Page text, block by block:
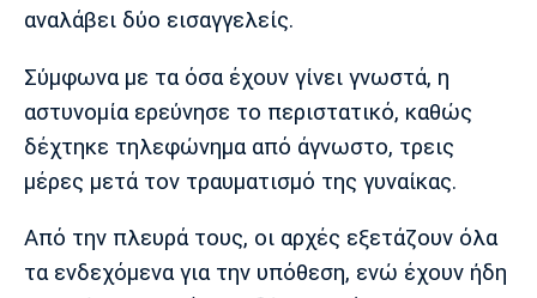
Πόρτο Μπενφίκα
αναλάβει δύο εισαγγελείς.
Σύμφωνα με τα όσα έχουν γίνει γνωστά, η
αστυνομία ερεύνησε το περιστατικό, καθώς
δέχτηκε τηλεφώνημα από άγνωστο, τρεις
μέρες μετά τον τραυματισμό της γυναίκας.
Από την πλευρά τους, οι αρχές εξετάζουν όλα
τα ενδεχόμενα για την υπόθεση, ενώ έχουν ήδη